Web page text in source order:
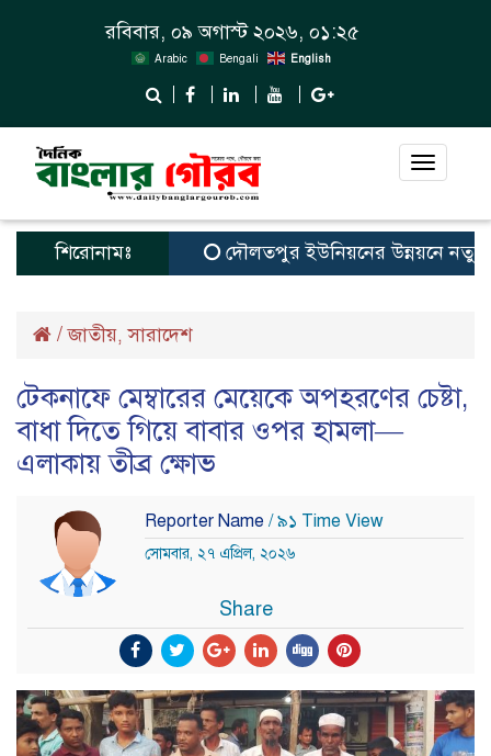
রবিবার, ০৯ অগাস্ট ২০২৬, ০১:২৫
Arabic Bengali English
Toggle
শিরোনামঃ দৌলতপুর ইউনিয়নের উন্নয়নে নতুন
/জাতীয়,সারাদেশ
টেকনাফে মেম্বারের মেয়েকে অপহরণের চেষ্টা,
বাধা দিতে গিয়ে বাবার ওপর হামলা—
এলাকায় তীব্র ক্ষোভ
Reporter Name / ৯১ Time View
সোমবার, ২৭ এপ্রিল, ২০২৬
Share